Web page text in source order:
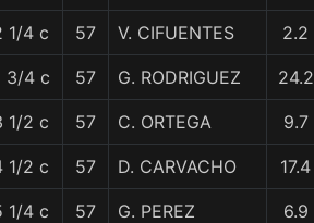
1/4 c 57 V. CIFUENTES 2.2
3/4 c 57 G. RODRIGUEZ 24.2
1/2 c 57 C. ORTEGA 9.7
1/2 c 57 D. CARVACHO 17.4
1/4 c 57 G. PEREZ 6.9